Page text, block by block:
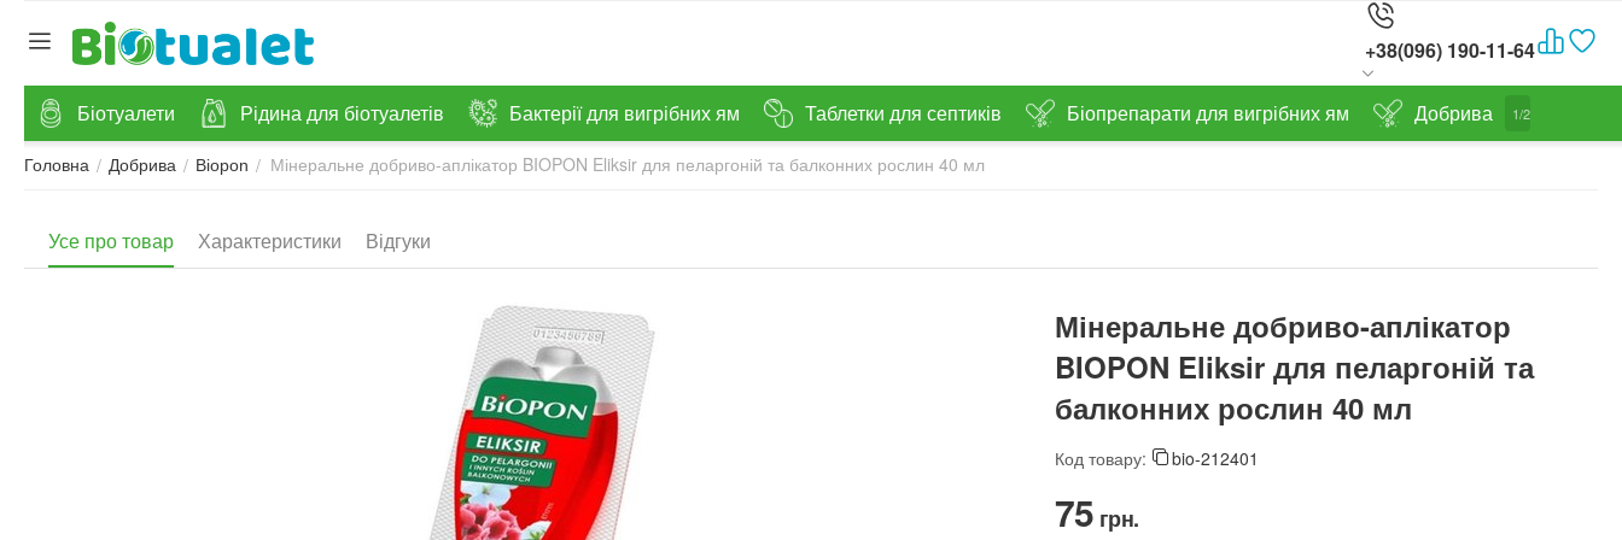
+38(096) 190-11-64
Біотуалети Рідина для біотуалетів Бактерії для вигрібних ям Таблетки для септиків Біопрепарати для вигрібних ям Добрива 1/2
Головна / Добрива / Biopon / Мінеральне добриво-аплікатор BIOPON Eliksir для пеларгоній та балконних рослин 40 мл
Усе про товар Характеристики Відгуки
Мінеральне добриво-аплікатор
BIOPON Eliksir для пеларгоній та
балконних рослин 40 мл
Код товару: bio-212401
‍75‍ грн.